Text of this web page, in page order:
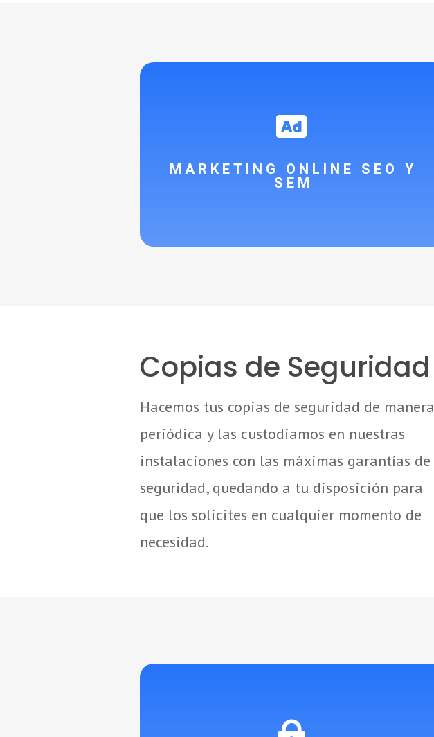

MARKETING ONLINE SEO Y
SEM
Copias de Seguridad
Hacemos tus copias de seguridad de manera
periódica y las custodiamos en nuestras
instalaciones con las máximas garantías de
seguridad, quedando a tu disposición para
que los solicites en cualquier momento de
necesidad.